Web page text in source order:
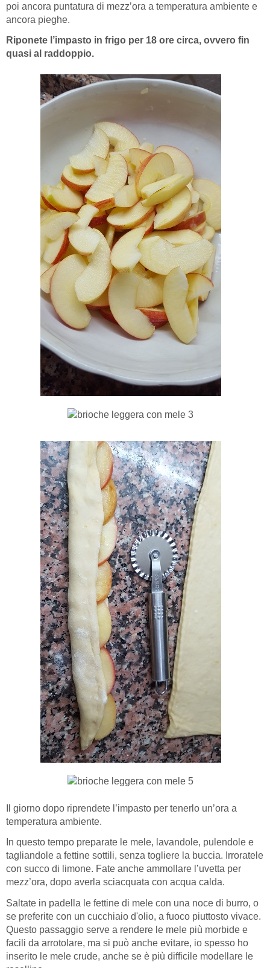
poi ancora puntatura di mezz’ora a temperatura ambiente e
ancora pieghe.
Riponete l’impasto in frigo per 18 ore circa, ovvero fin
quasi al raddoppio.
Il giorno dopo riprendete l’impasto per tenerlo un’ora a
temperatura ambiente.
In questo tempo preparate le mele, lavandole, pulendole e
tagliandole a fettine sottili, senza togliere la buccia. Irroratele
con succo di limone. Fate anche ammollare l’uvetta per
mezz’ora, dopo averla sciacquata con acqua calda.
Saltate in padella le fettine di mele con una noce di burro, o
se preferite con un cucchiaio d'olio, a fuoco piuttosto vivace.
Questo passaggio serve a rendere le mele più morbide e
facili da arrotolare, ma si può anche evitare, io spesso ho
inserito le mele crude, anche se è più difficile modellare le